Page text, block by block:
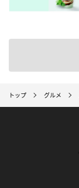
トップ グルメ